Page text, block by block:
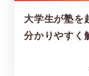
大学生が塾を
分かりやすく